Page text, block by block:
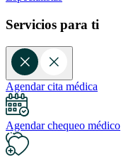
Servicios para ti
Agendar cita médica
Agendar chequeo médico